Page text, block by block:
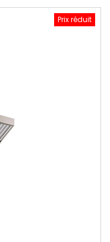
Prix réduit